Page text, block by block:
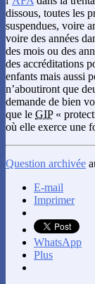
dissous, toutes les
suspendues, voire
voire des années
des mois ou des
des accréditations
enfants mais aussi
n’aboutiront que
demande de bien
que le GIP«
où elle exerce une
Question archivée
E-mail
Imprimer
WhatsApp
Plus